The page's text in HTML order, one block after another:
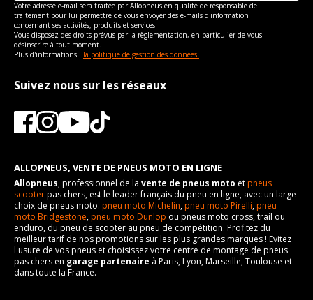
Votre adresse e-mail sera traitée par Allopneus en qualité de responsable de
traitement pour lui permettre de vous envoyer des e-mails d'information
concernant ses activités, produits et services.
Vous disposez des droits prévus par la règlementation, en particulier de vous
désinscrire à tout moment.
Plus d'informations : la politique de gestion des données.
Suivez nous sur les réseaux
ALLOPNEUS, VENTE DE PNEUS MOTO EN LIGNE
Allopneus, professionnel de la vente de pneus moto etpneus
scooterpas chers, est le leader français du pneu en ligne, avec un large
choix de pneus moto. pneu moto Michelin,pneu moto Pirelli,pneu
moto Bridgestone,pneu moto Dunlop ou pneus moto cross, trail ou
enduro, du pneu de scooter au pneu de compétition. Profitez du
meilleur tarif de nos promotions sur les plus grandes marques ! Evitez
l'usure de vos pneus et choisissez votre centre de montage de pneus
pas chers en garage partenaire à Paris, Lyon, Marseille, Toulouse et
dans toute la France.